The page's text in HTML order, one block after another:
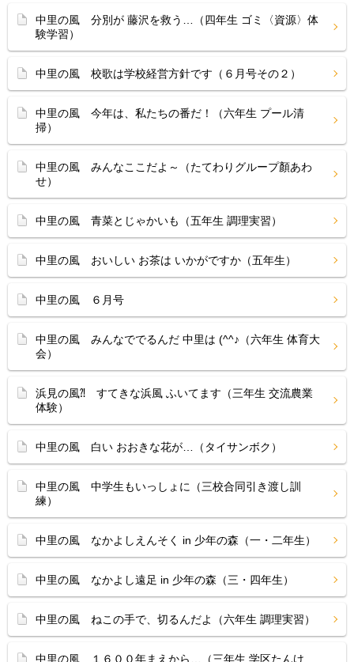
中里の風 分別が 藤沢を救う…（四年生 ゴミ〈資源〉体
験学習）
中里の風 校歌は学校経営方針です（６月号その２）
中里の風 今年は、私たちの番だ！（六年生 プール清
掃）
中里の風 みんなここだよ～（たてわりグループ顏あわ
せ）
中里の風 青菜とじゃかいも（五年生 調理実習）
中里の風 おいしい お茶は いかがですか（五年生）
中里の風 ６月号
中里の風 みんなででるんだ 中里は (^^♪（六年生 体育大
会）
浜見の風⁈ すてきな浜風 ふいてます（三年生 交流農業
体験）
中里の風 白い おおきな花が…（タイサンボク）
中里の風 中学生もいっしょに（三校合同引き渡し訓
練）
中里の風 なかよしえんそく in 少年の森（一・二年生）
中里の風 なかよし遠足 in 少年の森（三・四年生）
中里の風 ねこの手で、切るんだよ（六年生 調理実習）
中里の風 １６００年まえから…（三年生 学区たんけ